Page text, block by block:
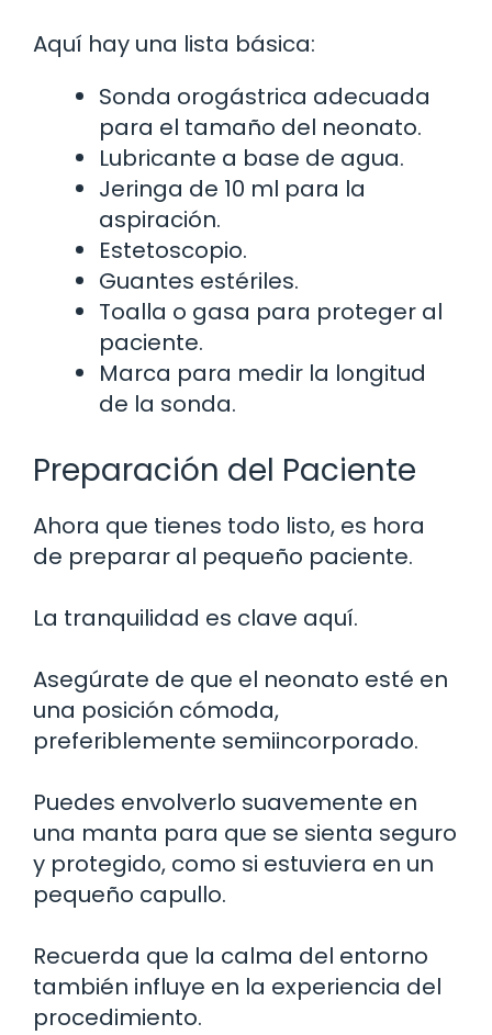
Aquí hay una lista básica:
Sonda orogástrica adecuada
para el tamaño del neonato.
Lubricante a base de agua.
Jeringa de 10 ml para la
aspiración.
Estetoscopio.
Guantes estériles.
Toalla o gasa para proteger al
paciente.
Marca para medir la longitud
de la sonda.
Preparación del Paciente
Ahora que tienes todo listo, es hora
de preparar al pequeño paciente.
La tranquilidad es clave aquí.
Asegúrate de que el neonato esté en
una posición cómoda,
preferiblemente semiincorporado.
Puedes envolverlo suavemente en
una manta para que se sienta seguro
y protegido, como si estuviera en un
pequeño capullo.
Recuerda que la calma del entorno
también influye en la experiencia del
procedimiento.